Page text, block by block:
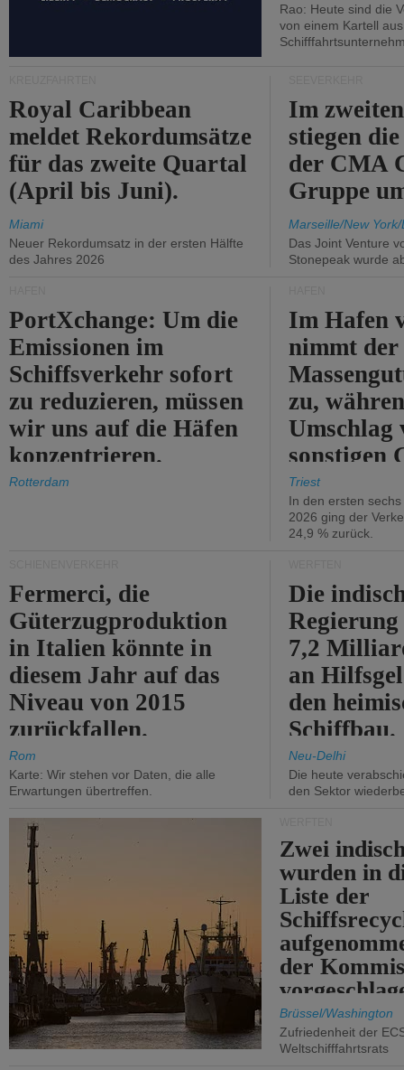
Rao: Heute sind die
von einem Kartell
Royal Caribbean
meldet Rekordumsätze
für das zweite Quartal
(April bis Juni).
Miami
Neuer Rekordumsatz in der ersten Hälfte
des Jahres 2026
Im
stiegen
der CMA
Gruppe
Marseille/New
Das Joint Venture
Stonepeak wurde
PortXchange: Um die
Emissionen im
Schiffsverkehr sofort
zu reduzieren, müssen
wir uns auf die Häfen
konzentrieren.
Rotterdam
Im Hafen
nimmt der
zu,
Umschlag
sonstigen
abnimmt.
Triest
In den ersten
2026 ging der
24,9 % zurück.
Fermerci, die
Güterzugproduktion
in Italien könnte in
diesem Jahr auf das
Niveau von 2015
zurückfallen.
Rom
Karte: Wir stehen vor Daten, die alle
Erwartungen übertreffen.
Die
7,2
an
den
Schiffbau.
Neu-Delhi
Die heute
den Sektor
Zwei
wurden in
Liste der
der
Brüssel/Washington
Zufriedenheit der
Weltschifffahrtsrats